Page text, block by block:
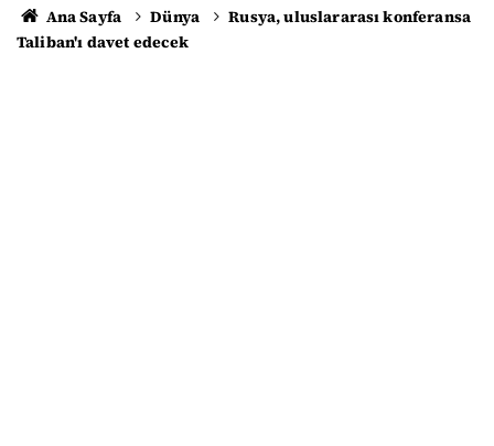
Ana Sayfa Dünya
Rusya, uluslararası konferansa
Taliban'ı davet edecek